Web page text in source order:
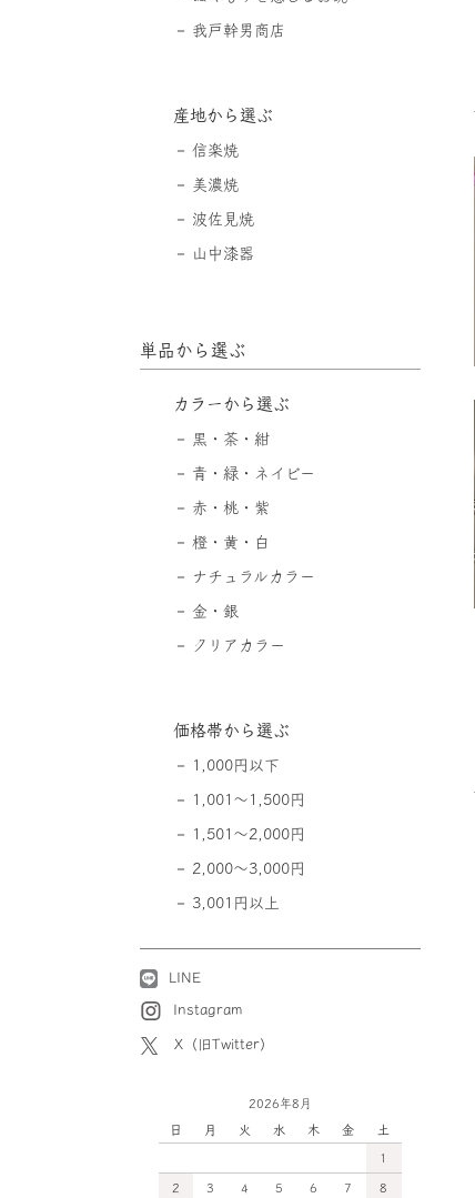
我戸幹男商店
産地から選ぶ
信楽焼
美濃焼
波佐見焼
山中漆器
単品から選ぶ
カラーから選ぶ
黒・茶・紺
青・緑・ネイビー
赤・桃・紫
橙・黄・白
ナチュラルカラー
金・銀
クリアカラー
価格帯から選ぶ
1,000円以下
1,001～1,500円
1,501～2,000円
2,000～3,000円
3,001円以上
LINE
Instagram
X（旧Twitter）
2026年8月
日 月 火 水 木 金 土
1
2 3 4 5 6 7 8